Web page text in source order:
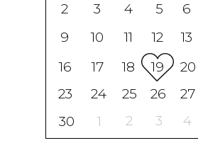
6
12
5
13
1
30
9
10
11
19
20
16
17
18
26
27
23
24
25
2
2 3 4
3 4